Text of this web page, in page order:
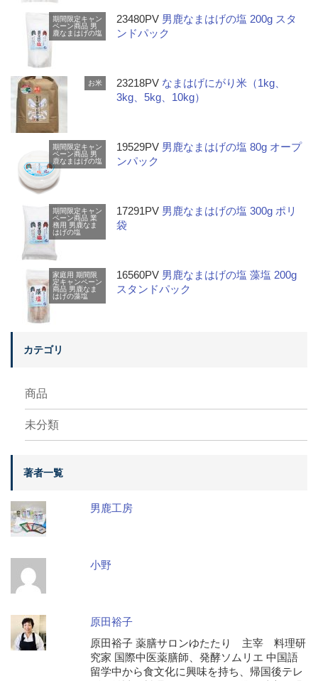
期間限定キャン
ペーン商品 男
鹿なまはげの塩
23480PV 男鹿なまはげの塩 200g スタ
ンドパック
お米 23218PV なまはげにがり米（1kg、
3kg、5kg、10kg）
期間限定キャン
ペーン商品 男
鹿なまはげの塩
19529PV 男鹿なまはげの塩 80g オープ
ンパック
期間限定キャン
ペーン商品 業
務用 男鹿なま
はげの塩
17291PV 男鹿なまはげの塩 300g ポリ
袋
家庭用 期間限
定キャンペーン
商品 男鹿なま
はげの藻塩
16560PV 男鹿なまはげの塩 藻塩 200g
スタンドパック
カテゴリ
商品
未分類
著者一覧
男鹿工房
小野
原田裕子
原田裕子 薬膳サロンゆたたり 主宰 料理研
究家 国際中医薬膳師、発酵ソムリエ 中国語
留学中から食文化に興味を持ち、帰国後テレ